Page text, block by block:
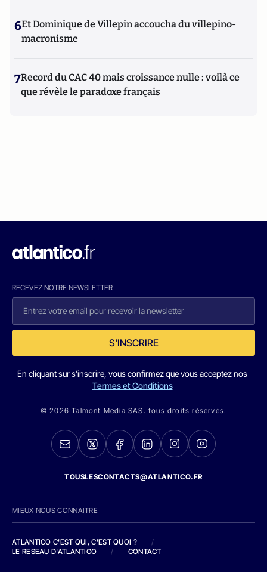
6Et Dominique de Villepin accoucha du villepino-
macronisme
7Record du CAC 40 mais croissance nulle : voilà ce
que révèle le paradoxe français
RECEVEZ NOTRE NEWSLETTER
S'INSCRIRE
En cliquant sur s'inscrire, vous confirmez que vous acceptez nos
Termes et Conditions
© 2026 Talmont Media SAS. tous droits réservés.
TOUSLESCONTACTS@ATLANTICO.FR
MIEUX NOUS CONNAITRE
ATLANTICO C'EST QUI, C'EST QUOI ?
/
LE RESEAU D'ATLANTICO
/ CONTACT